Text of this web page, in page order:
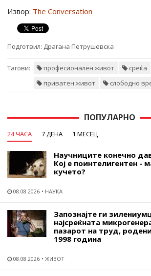
Извор: The Conversation
Подготвил: Драгана Петрушевска
Тагови: професионален живот среќа
приватен живот
слободно
ПОПУЛАРНО
24 ЧАСА 7 ДЕНА 1 МЕСЕЦ
Научниците конечно
Кој е поинтелигентен -
кучето?
08.08.2026 НАУКА
Запознајте ги
најсреќната
пазарот на труд,
1998 година
08.08.2026 ЖИВОТ